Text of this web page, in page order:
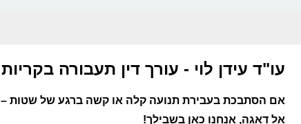
עו"ד עידן לוי - עורך דין תעבורה בקריות
אם הסתבכת בעבירת תנועה קלה או קשה ברגע של שטות –
אל דאגה, אנחנו כאן בשבילך!